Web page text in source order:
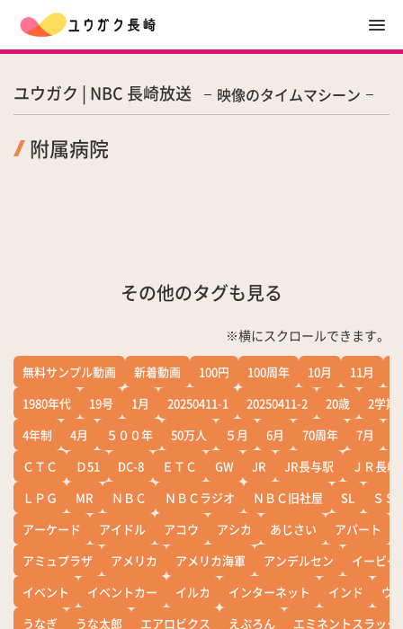
ユウガク | NBC 長崎放送 映像のタイムマシーン
附属病院
その他のタグも見る
※横にスクロールできます。
無料サンプル動画 新着動画 100円 100周年 10月 11月
1980年代
19号 1月 20250411-1 20250411-2 20歳
2学期
4年制
4月 ５００年 50万人 ５月 6月 70周年 7月
ＣＴＣ
Ｄ51 DC-8 ＥＴＣ GW JR JR長与駅
ＪＲ長崎
ＬＰＧ
MR ＮＢＣ ＮＢＣラジオ ＮＢＣ旧社屋 SL
ＳＳ
アーケード
アイドル アコウ アシカ あじさい アパート
アミュプラザ
アメリカ アメリカ海軍 アンデルセン
イービー
イベント
イベントカー イルカ インターネット インド
ウ
うなぎ
うな太郎 エアロビクス えぷろん
エミネントスラック